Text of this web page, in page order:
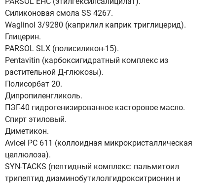
Силиконовая смола SS 4267.
Waglinol 3/9280 (каприлил каприк триглицерид).
Глицерин.
PARSOL SLX (полисиликон-15).
Pentavitin (карбоксигидратный комплекс из
растительной Д-глюкозы).
Полисорбат 20.
Дипропиленгликоль.
ПЭГ-40 гидрогенизированное касторовое масло.
Спирт этиловый.
Диметикон.
Avicel PC 611 (коллоидная микрокристаллическая
целлюлоза).
SYN-TACKS (пептидный комплекс: пальмитоил
трипептид диаминобутилолгидрокситрионин и